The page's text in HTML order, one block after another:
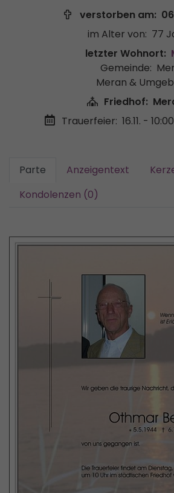
verstorben am:
im Alter von: 77
letzter Wohnort:
Gemeinde:
Meran &
Friedhof:
Trauerfeier: 16.11. -
Parte Anzeigentext
Kondolenzen (0)